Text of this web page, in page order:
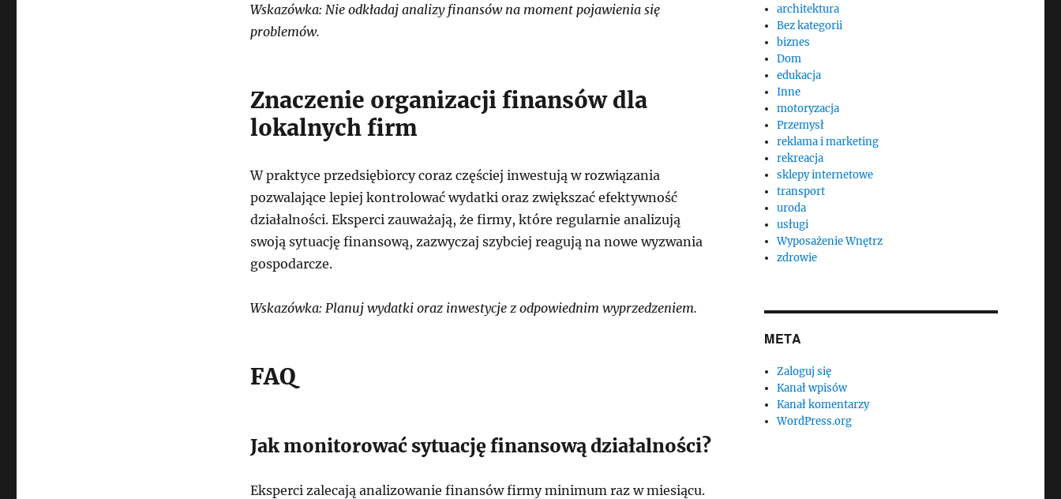
Wskazówka: Nie odkładaj analizy finansów na moment pojawienia się
problemów.
Znaczenie organizacji finansów dla
lokalnych firm
W praktyce przedsiębiorcy coraz częściej inwestują w rozwiązania
pozwalające lepiej kontrolować wydatki oraz zwiększać efektywność
działalności. Eksperci zauważają, że firmy, które regularnie analizują
swoją sytuację finansową, zazwyczaj szybciej reagują na nowe wyzwania
gospodarcze.
Wskazówka: Planuj wydatki oraz inwestycje z odpowiednim wyprzedzeniem.
FAQ
Jak monitorować sytuację finansową działalności?
Eksperci zalecają analizowanie finansów firmy minimum raz w miesiącu.
architektura
Bez kategorii
biznes
Dom
edukacja
Inne
motoryzacja
Przemysł
reklama i marketing
rekreacja
sklepy internetowe
transport
uroda
usługi
Wyposażenie Wnętrz
zdrowie
META
Zaloguj się
Kanał wpisów
Kanał komentarzy
WordPress.org